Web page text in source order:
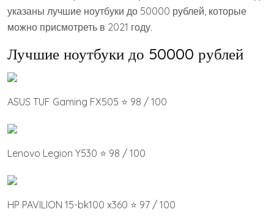
указаны лучшие ноутбуки до 50000 рублей, которые
можно присмотреть в 2021 году.
Лучшие ноутбуки до 50000 рублей
ASUS TUF Gaming FX505 ⭐ 98 / 100
Lenovo Legion Y530 ⭐ 98 / 100
HP PAVILION 15-bk100 x360 ⭐ 97 / 100